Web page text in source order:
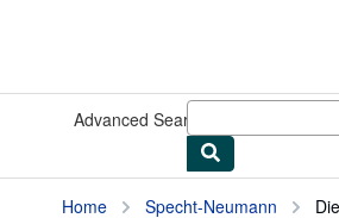
Advanced Search
Home Specht-Neumann